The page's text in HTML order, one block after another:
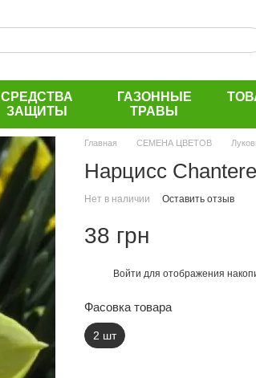
СРЕДСТВА
ЗАЩИТЫ
ГАЗОННЫЕ
ТРАВЫ
Главная СЕМЕНА ЦВЕТОВ
Нарцисс
Нет в наличии Оставить отзыв
38 грн
Войти для отображения
Фасовка товара
2 шт